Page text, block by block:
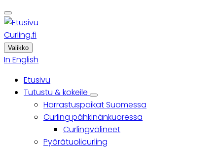
to
main
content
Curling.fi
Valikko
In English
Päävalikko
Etusivu
Tutustu & kokeile
Tutustu
&
kokeile
sub-
navigation
Harrastuspaikat Suomessa
Curling pähkinänkuoressa
Curlingvälineet
Pyörätuolicurling